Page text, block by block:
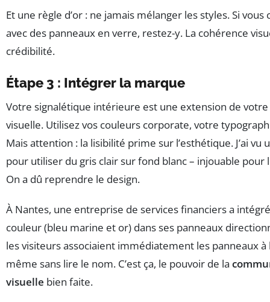
Et une règle d’or : ne jamais mélanger les styles. Si
avec des panneaux en verre, restez-y. La cohérence
crédibilité.
Étape 3 : Intégrer la marque
Votre signalétique intérieure est une extension de
visuelle. Utilisez vos couleurs corporate, votre
Mais attention : la lisibilité prime sur l’esthétique. J’ai vu
pour utiliser du gris clair sur fond blanc – injouable pour
On a dû reprendre le design.
À Nantes, une entreprise de services financiers a
couleur (bleu marine et or) dans ses panneaux
les visiteurs associaient immédiatement les panneaux à
même sans lire le nom. C’est ça, le pouvoir de la
visuelle bien faite.